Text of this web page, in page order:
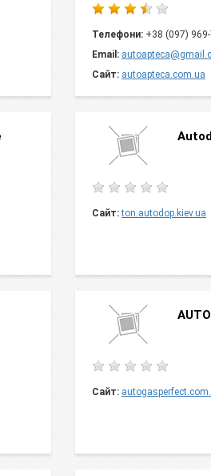
Телефони: +38 (097)
Email:
Сайт: autoapteca.com.ua
Сайт: ton.autodop.kiev.ua
Сайт: